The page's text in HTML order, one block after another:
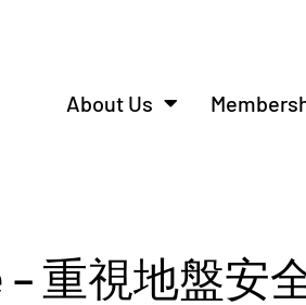
About Us
– 重視地盤安